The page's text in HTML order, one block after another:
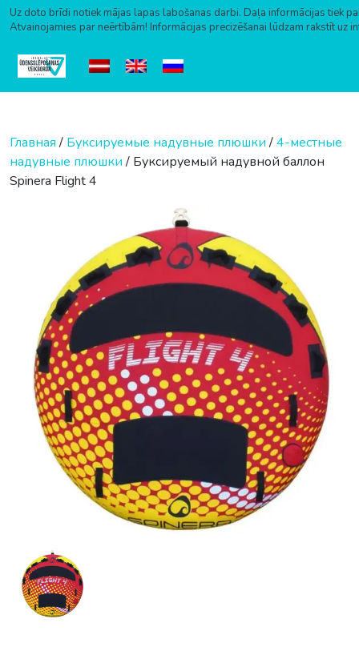
Uz doto brīdi notiek mājas lapas labošanas darbi. Daļa informācijas tiek
Atvainojamies par neērtībām! Informācijas precizēšanai lūdzam rakstīt uz
Главная/ Буксируемые надувные плюшки/4-местные
надувные плюшки/ Буксируемый надувной баллон
Spinera Flight 4